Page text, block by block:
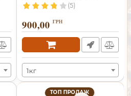
(5)
900,00 ГРН
1кг
ТОП ПРОДАЖ